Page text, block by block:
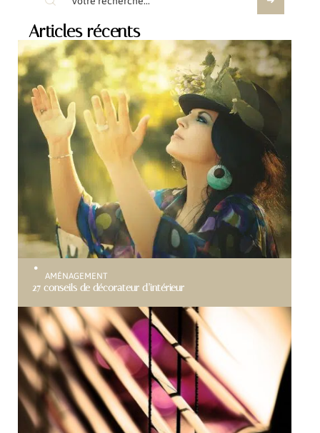
Articles récents
AMÉNAGEMENT
27 conseils de décorateur d’intérieur